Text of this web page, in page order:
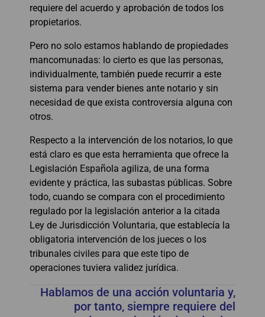
requiere del acuerdo y aprobación de todos los
propietarios.
Pero no solo estamos hablando de propiedades
mancomunadas: lo cierto es que las personas,
individualmente, también puede recurrir a este
sistema para vender bienes ante notario y sin
necesidad de que exista controversia alguna con
otros.
Respecto a la intervención de los notarios, lo que
está claro es que esta herramienta que ofrece la
Legislación Española agiliza, de una forma
evidente y práctica, las subastas públicas. Sobre
todo, cuando se compara con el procedimiento
regulado por la legislación anterior a la citada
Ley de Jurisdicción Voluntaria, que establecía la
obligatoria intervención de los jueces o los
tribunales civiles para que este tipo de
operaciones tuviera validez jurídica.
Hablamos de una acción voluntaria y,
por tanto, siempre requiere del